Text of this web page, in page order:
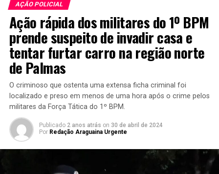
AÇÃO POLICIAL
Ação rápida dos militares do 1º BPM
prende suspeito de invadir casa e
tentar furtar carro na região norte
de Palmas
O criminoso que ostenta uma extensa ficha criminal foi
localizado e preso em menos de uma hora após o crime pelos
militares da Força Tática do 1º BPM.
Publicado 2 anos atrás on 30 de abril de 2024
Por Redação Araguaina Urgente